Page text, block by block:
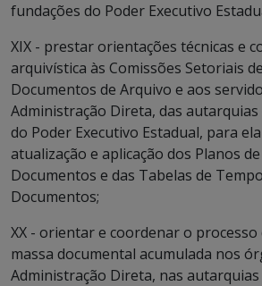
fundações do Poder Executivo
XIX - prestar orientações técnicas e
arquivística às Comissões Setoriais
Documentos de Arquivo e aos
Administração Direta, das autarquias
do Poder Executivo Estadual, para
atualização e aplicação dos Planos
Documentos e das Tabelas de
Documentos;
XX - orientar e coordenar o processo
massa documental acumulada nos
Administração Direta, nas